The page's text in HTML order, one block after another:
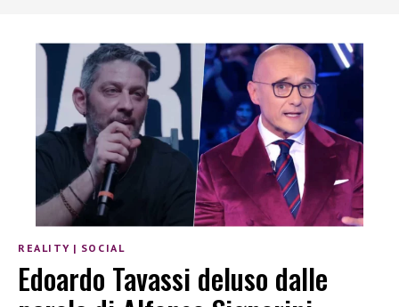
REALITY | SOCIAL
Edoardo Tavassi deluso dalle